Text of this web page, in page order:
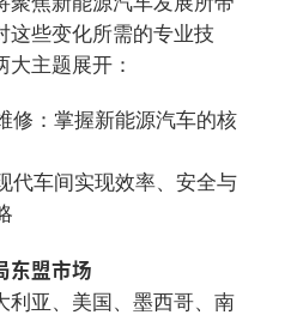
这些变化所需的专业技
主题展开：
修：掌握新能源汽车的核
代车间实现效率、安全与
东盟市场
利亚、美国、墨西哥、南